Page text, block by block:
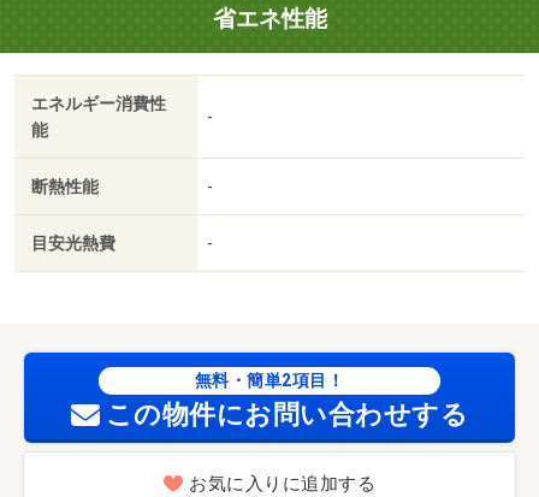
省エネ性能
エネルギー消費性
能
-
断熱性能 -
目安光熱費 -
無料・簡単2項目！
この物件にお問い合わせする
お気に入りに追加する